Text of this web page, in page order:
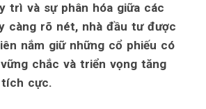
trì và sự phân hóa giữa các
càng rõ nét, nhà đầu tư được
nắm giữ những cổ phiếu có
chắc và triển vọng tăng
cực.